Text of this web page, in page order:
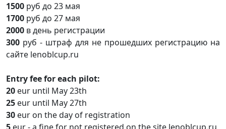
1500 руб до 23 мая
1700 руб до 27 мая
2000 в день регистрации
300 руб - штраф для не прошедших регистрацию на
сайте lenoblcup.ru
Entry fee for each pilot:
20 eur until May 23th
25 eur until May 27th
30 eur on the day of registration